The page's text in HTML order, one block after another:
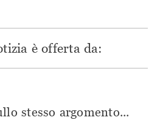
è offerta da:
stesso argomento...